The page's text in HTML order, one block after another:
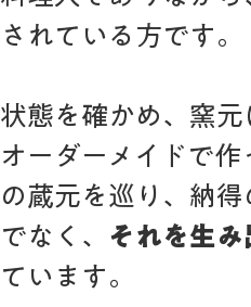
れている方です。
態を確かめ、窯
ーダーメイドで作
蔵元を巡り、納
なく、 それを生
います。